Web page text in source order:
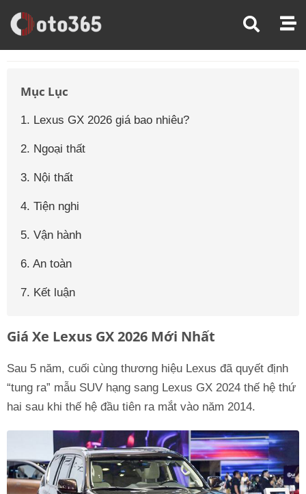
Trang Chủ Giá Xe Ô Tô
Mục Lục
1. Lexus GX 2026 giá bao nhiêu?
2. Ngoại thất
3. Nội thất
4. Tiện nghi
5. Vận hành
6. An toàn
7. Kết luận
Giá Xe Lexus GX 2026 Mới Nhất
Sau 5 năm, cuối cùng thương hiệu Lexus đã quyết định
“tung ra” mẫu SUV hạng sang Lexus GX 2024 thế hệ thứ
hai sau khi thế hệ đầu tiên ra mắt vào năm 2014.